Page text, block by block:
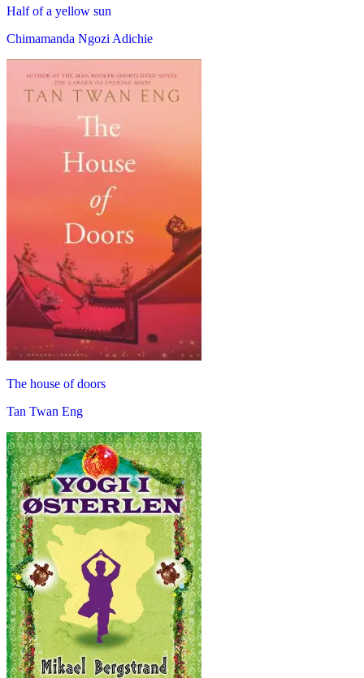
Half of a yellow sun
Chimamanda Ngozi Adichie
The house of doors
Tan Twan Eng